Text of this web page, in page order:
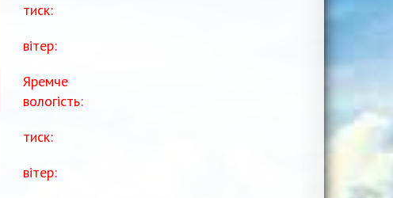
тиск:
вітер:
Яремче
вологість:
тиск:
вітер: